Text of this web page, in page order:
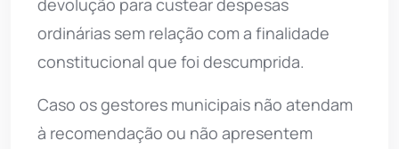
ordinárias sem relação com a finalidade
constitucional que foi descumprida.
Caso os gestores municipais não atendam
à recomendação ou não apresentem